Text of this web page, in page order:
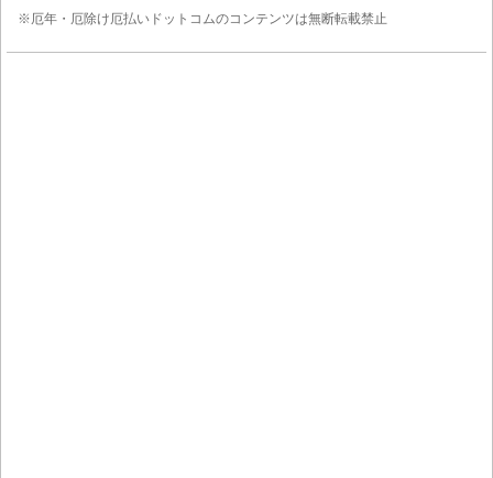
※厄年・厄除け厄払いドットコムのコンテンツは無断転載禁止